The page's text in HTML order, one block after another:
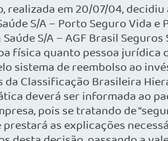
realizada em 20/07/04,
S/A – Porto Seguro Vida e
S/A – AGF Brasil
física quanto pessoa jurídica
sistema de reembolso ao
Classificação Brasileira
deverá ser informada ao
pois se tratando de
as explicações